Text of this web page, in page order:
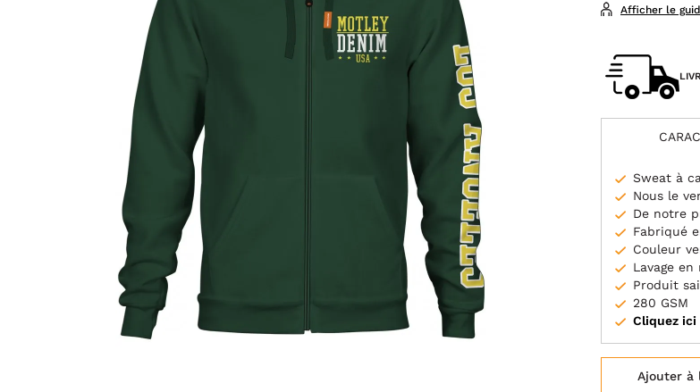
Afficher le
Sweat à
Nous le
De notre
Fabriqué
Couleur
Lavage en
Produit
280 GSM
Cliquez
Ajouter à